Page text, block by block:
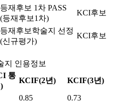
등재후보 1차 PASS
(등재후보1차)
KCI후보
등재후보학술지 선정
(신규평가)
KCI후보
지 인용정보
통
KCIF(2년) KCIF(3년)
0.85
0.73